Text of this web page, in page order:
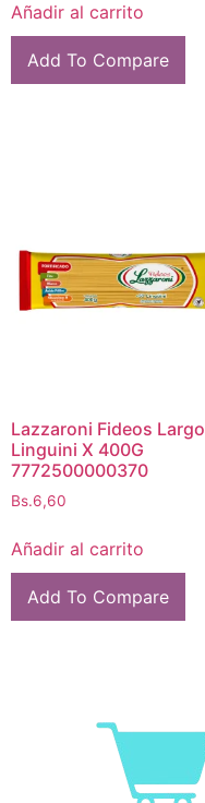
Añadir al carrito
Add To Compare
Lazzaroni Fideos Largo
Linguini X 400G
7772500000370
Bs.6,60
Añadir al carrito
Add To Compare